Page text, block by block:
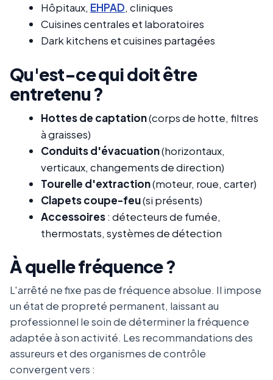
Hôpitaux, EHPAD, cliniques
Cuisines centrales et laboratoires
Dark kitchens et cuisines partagées
Qu'est-ce qui doit être
entretenu ?
Hottes de captation(corps de hotte, filtres
à graisses)
Conduits d'évacuation(horizontaux,
verticaux, changements de direction)
Tourelle d'extraction(moteur, roue, carter)
Clapets coupe-feu(si présents)
Accessoires: détecteurs de fumée,
thermostats, systèmes de détection
À quelle fréquence ?
L'arrêté ne fixe pas de fréquence absolue. Il impose
un état de propreté permanent, laissant au
professionnel le soin de déterminer la fréquence
adaptée à son activité. Les recommandations des
assureurs et des organismes de contrôle
convergent vers :